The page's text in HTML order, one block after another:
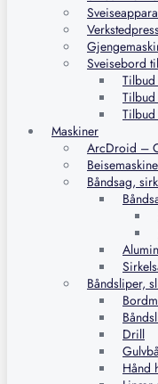
Sveisebord
Tilbud
Tilbud
Tilbud
Maskiner
ArcDroid –
Båndsag,
Båndsliper,
Drill
Hånd